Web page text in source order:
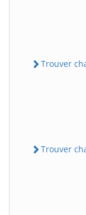
Trouver
Trouver